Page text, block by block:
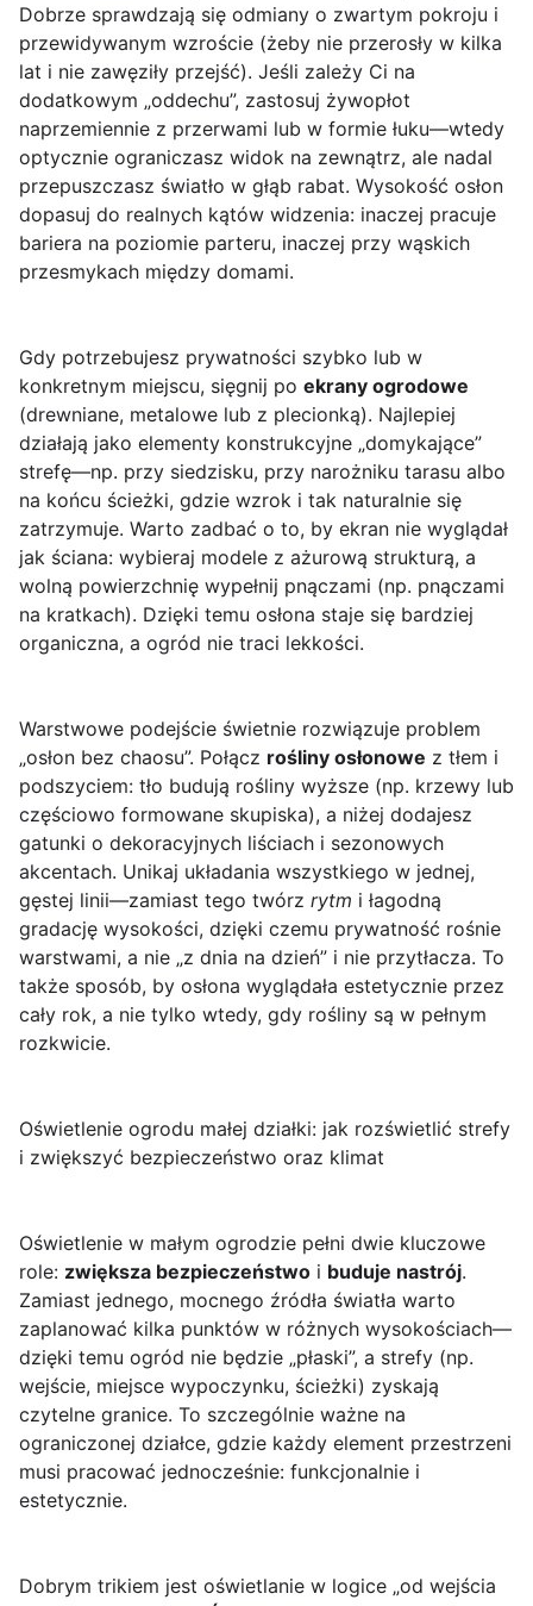
Dobrze sprawdzają się odmiany o zwartym pokroju i
przewidywanym wzroście (żeby nie przerosły w kilka
lat i nie zawęziły przejść). Jeśli zależy Ci na
dodatkowym „oddechu”, zastosuj żywopłot
naprzemiennie z przerwami lub w formie łuku—wtedy
optycznie ograniczasz widok na zewnątrz, ale nadal
przepuszczasz światło w głąb rabat. Wysokość osłon
dopasuj do realnych kątów widzenia: inaczej pracuje
bariera na poziomie parteru, inaczej przy wąskich
przesmykach między domami.
Gdy potrzebujesz prywatności szybko lub w
konkretnym miejscu, sięgnij po ekrany ogrodowe
(drewniane, metalowe lub z plecionką). Najlepiej
działają jako elementy konstrukcyjne „domykające”
strefę—np. przy siedzisku, przy narożniku tarasu albo
na końcu ścieżki, gdzie wzrok i tak naturalnie się
zatrzymuje. Warto zadbać o to, by ekran nie wyglądał
jak ściana: wybieraj modele z ażurową strukturą, a
wolną powierzchnię wypełnij pnączami (np. pnączami
na kratkach). Dzięki temu osłona staje się bardziej
organiczna, a ogród nie traci lekkości.
Warstwowe podejście świetnie rozwiązuje problem
„osłon bez chaosu”. Połącz rośliny osłonowe z tłem i
podszyciem: tło budują rośliny wyższe (np. krzewy lub
częściowo formowane skupiska), a niżej dodajesz
gatunki o dekoracyjnych liściach i sezonowych
akcentach. Unikaj układania wszystkiego w jednej,
gęstej linii—zamiast tego twórz rytm i łagodną
gradację wysokości, dzięki czemu prywatność rośnie
warstwami, a nie „z dnia na dzień” i nie przytłacza. To
także sposób, by osłona wyglądała estetycznie przez
cały rok, a nie tylko wtedy, gdy rośliny są w pełnym
rozkwicie.
Oświetlenie ogrodu małej działki: jak rozświetlić strefy
i zwiększyć bezpieczeństwo oraz klimat
Oświetlenie w małym ogrodzie pełni dwie kluczowe
role: zwiększa bezpieczeństwo i buduje nastrój.
Zamiast jednego, mocnego źródła światła warto
zaplanować kilka punktów w różnych wysokościach—
dzięki temu ogród nie będzie „płaski”, a strefy (np.
wejście, miejsce wypoczynku, ścieżki) zyskają
czytelne granice. To szczególnie ważne na
ograniczonej działce, gdzie każdy element przestrzeni
musi pracować jednocześnie: funkcjonalnie i
estetycznie.
Dobrym trikiem jest oświetlanie w logice „od wejścia